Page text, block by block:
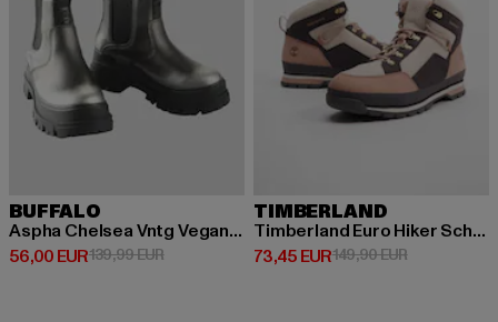
BUFFALO
Aspha Chelsea Vntg Vegan Nappa
56,00 EUR
Derzeitiger Preis: 56,00 EUR
139,99 EURAktionspreis: 139,99 EUR
TIMBERLAND
Timberland Euro Hiker Schuhe
73,45 EUR
Derzeitiger Preis: 73,45 EUR
149,90 EURAktionspreis: